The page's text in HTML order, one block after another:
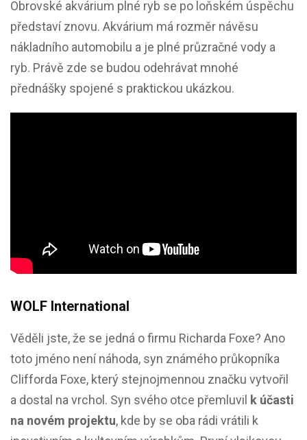
Obrovské akvárium plné ryb se po loňském úspěchu
představí znovu. Akvárium má rozměr návěsu
nákladního automobilu a je plné průzračné vody a
ryb. Právě zde se budou odehrávat mnohé
přednášky spojené s praktickou ukázkou.
WOLF International
Věděli jste, že se jedná o firmu Richarda Foxe? Ano
toto jméno není náhoda, syn známého průkopníka
Clifforda Foxe, který stejnojmennou značku vytvořil
a dostal na vrchol. Syn svého otce přemluvil k účasti
na novém projektu, kde by se oba rádi vrátili k